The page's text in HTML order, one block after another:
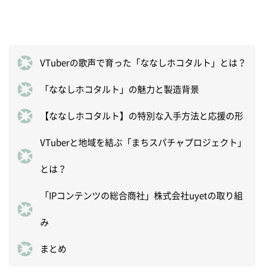
VTuberの歌声で育った「ななしホコタルト」とは？
「ななしホコタルト」の魅力と製造背景
【ななしホコタルト】の特別な入手方法と応援の形
VTuberと地域を結ぶ「まちスパチャプロジェクト」
とは？
「IPコンテンツの総合商社」株式会社uyetの取り組
み
まとめ